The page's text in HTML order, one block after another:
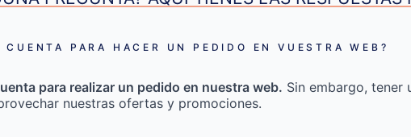
PARA HACER UN PEDIDO EN VUESTRA WEB?
para realizar un pedido en nuestra web. Sin embargo, tener
nuestras ofertas y promociones.